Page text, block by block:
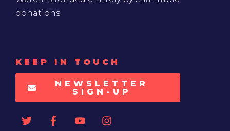
donations
KEEP IN TOUCH
NEWSLETTER
SIGN-UP